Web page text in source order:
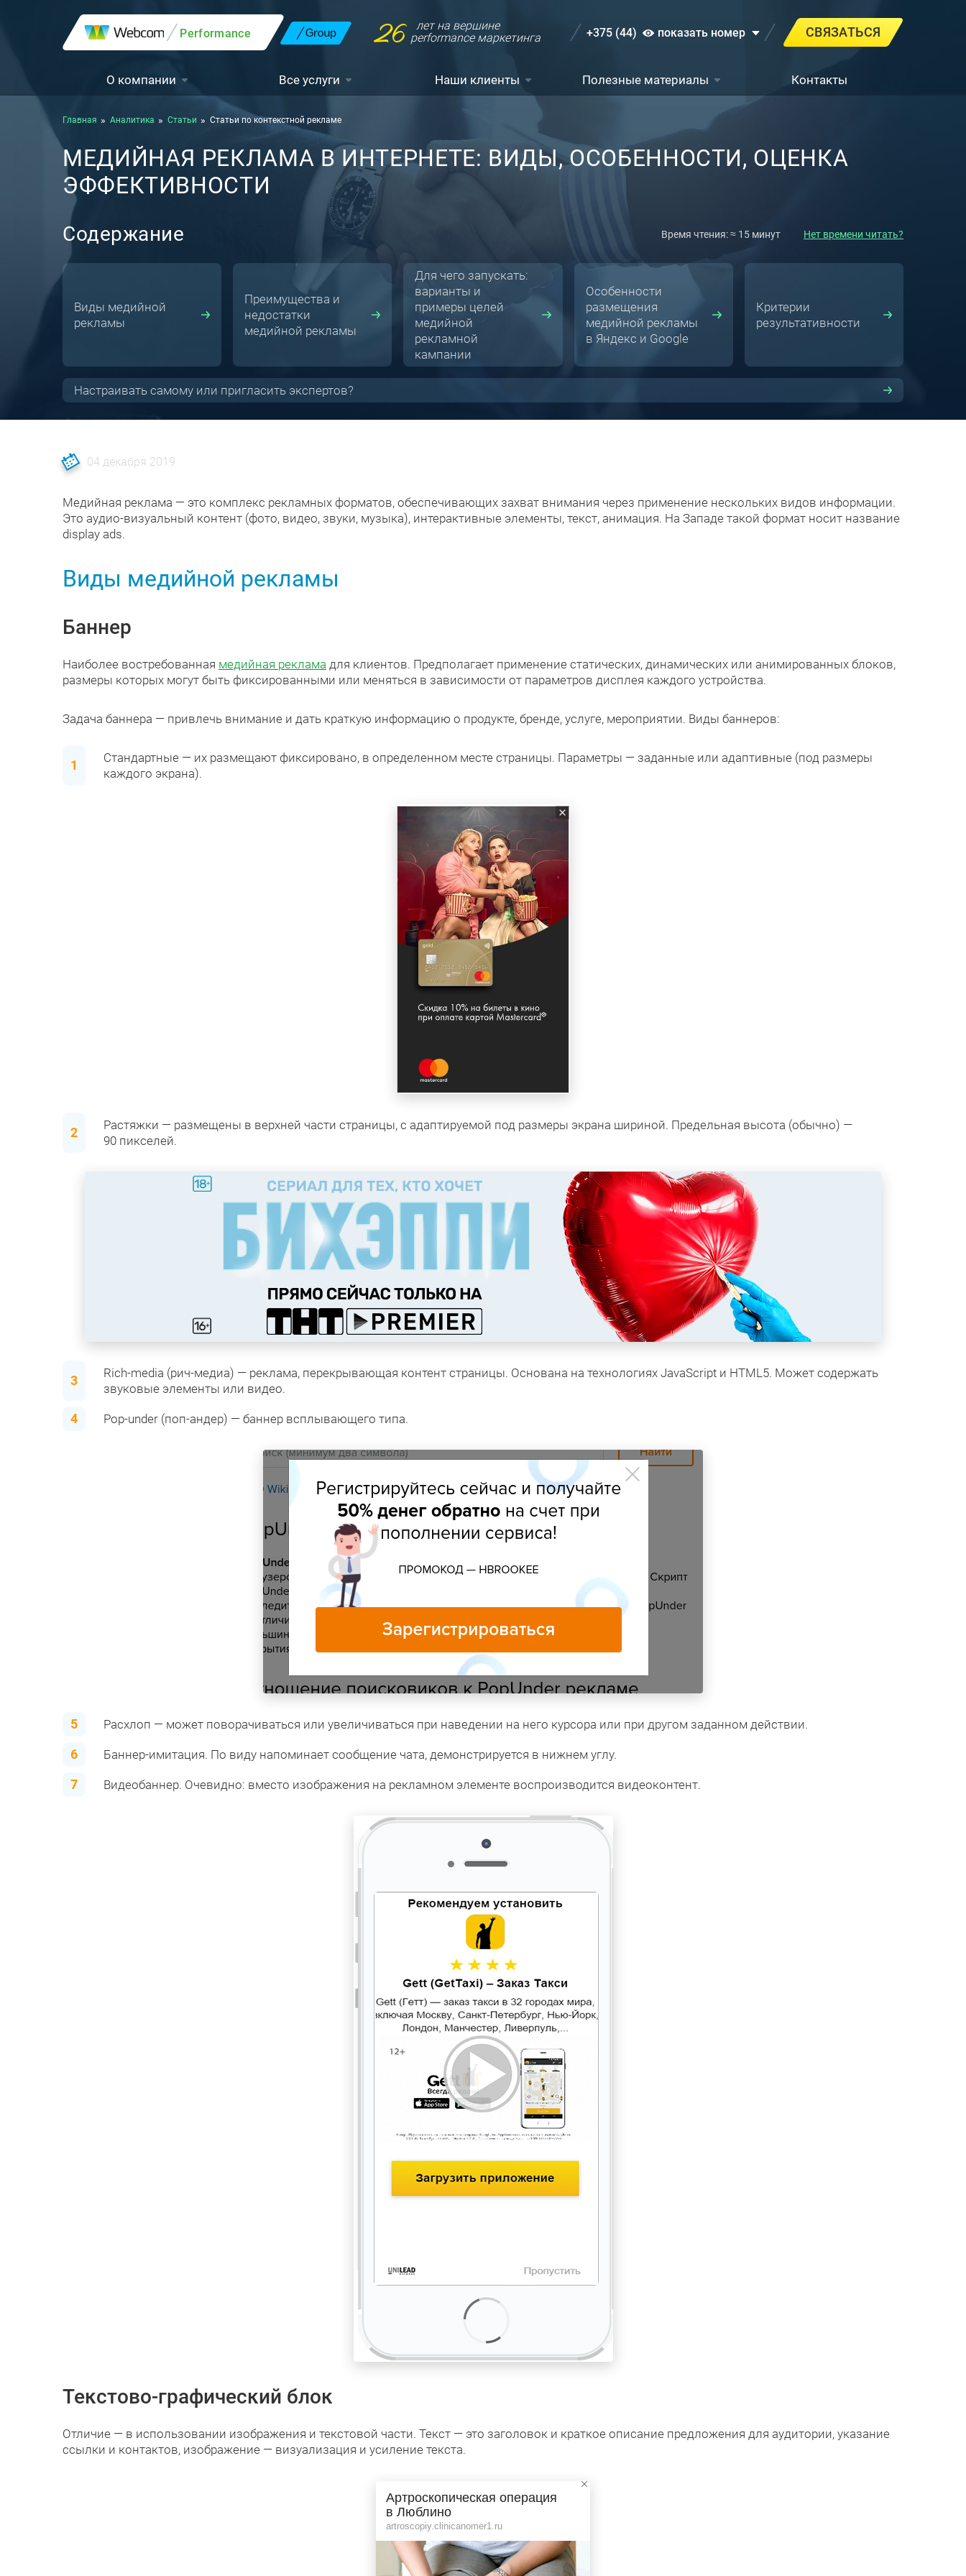
Performance 26
лет на вершине
performance маркетинга
+375 (44) показать номер СВЯЗАТЬСЯ
О компании Все услуги Наши клиенты Полезные материалы Контакты
Главная Аналитика Статьи Статьи по контекстной рекламе
МЕДИЙНАЯ РЕКЛАМА В ИНТЕРНЕТЕ: ВИДЫ, ОСОБЕННОСТИ, ОЦЕНКА
ЭФФЕКТИВНОСТИ
Содержание Время чтения: ≈ 15 минут Нет времени читать?
Виды медийной
рекламы
Преимущества и
недостатки
медийной рекламы
Для чего запускать:
варианты и
примеры целей
медийной
рекламной
кампании
Особенности
размещения
медийной рекламы
в Яндекс и Google
Критерии
результативности
Настраивать самому или пригласить экспертов?
04 декабря 2019
Медийная реклама — это комплекс рекламных форматов, обеспечивающих захват внимания через применение нескольких видов информации.
Это аудио-визуальный контент (фото, видео, звуки, музыка), интерактивные элементы, текст, анимация. На Западе такой формат носит название
display ads.
Виды медийной рекламы
Баннер
Наиболее востребованная медийная реклама для клиентов. Предполагает применение статических, динамических или анимированных блоков,
размеры которых могут быть фиксированными или меняться в зависимости от параметров дисплея каждого устройства.
Задача баннера — привлечь внимание и дать краткую информацию о продукте, бренде, услуге, мероприятии. Виды баннеров:
Стандартные — их размещают фиксировано, в определенном месте страницы. Параметры — заданные или адаптивные (под размеры
каждого экрана).
Растяжки — размещены в верхней части страницы, с адаптируемой под размеры экрана шириной. Предельная высота (обычно) —
90 пикселей.
Rich-media (рич-медиа) — реклама, перекрывающая контент страницы. Основана на технологиях JavaScript и HTML5. Может содержать
звуковые элементы или видео.
Pop-under (поп-андер) — баннер всплывающего типа.
Расхлоп — может поворачиваться или увеличиваться при наведении на него курсора или при другом заданном действии.
Баннер-имитация. По виду напоминает сообщение чата, демонстрируется в нижнем углу.
Видеобаннер. Очевидно: вместо изображения на рекламном элементе воспроизводится видеоконтент.
Текстово-графический блок
Отличие — в использовании изображения и текстовой части. Текст — это заголовок и краткое описание предложения для аудитории, указание
ссылки и контактов, изображение — визуализация и усиление текста.